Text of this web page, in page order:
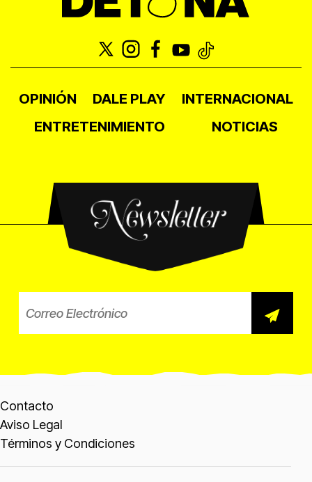
OPINIÓN DALE PLAY
INTERNACIONAL
ENTRETENIMIENTO
NOTICIAS
Newsletter
Contacto
Aviso Legal
Términos y Condiciones